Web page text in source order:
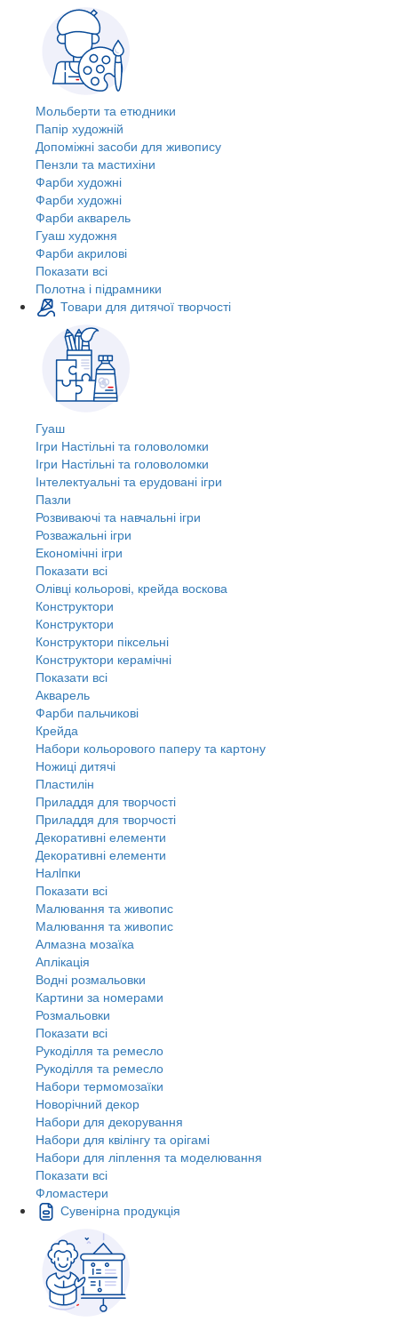
Мольберти та етюдники
Папір художній
Допоміжні засоби для живопису
Пензли та мастихіни
Фарби художні
Фарби художні
Фарби акварель
Гуаш художня
Фарби акрилові
Показати всі
Полотна і підрамники
Товари для дитячої творчості
Гуаш
Ігри Настільні та головоломки
Ігри Настільні та головоломки
Інтелектуальні та ерудовані ігри
Пазли
Розвиваючі та навчальні ігри
Розважальні ігри
Економічні ігри
Показати всі
Олівці кольорові, крейда воскова
Конструктори
Конструктори
Конструктори піксельні
Конструктори керамічні
Показати всі
Акварель
Фарби пальчикові
Крейда
Набори кольорового паперу та картону
Ножиці дитячі
Пластилін
Приладдя для творчості
Приладдя для творчості
Декоративні елементи
Декоративні елементи
Налiпки
Показати всі
Малювання та живопис
Малювання та живопис
Алмазна мозаїка
Аплікація
Водні розмальовки
Картини за номерами
Розмальовки
Показати всі
Рукоділля та ремесло
Рукоділля та ремесло
Набори термомозаїки
Новорічний декор
Набори для декорування
Набори для квілінгу та орігамі
Набори для ліплення та моделювання
Показати всі
Фломастери
Сувенірна продукція